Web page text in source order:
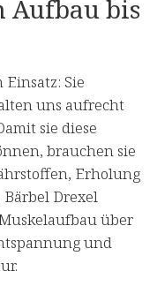
Aufbau bis
Sie
uns aufrecht
sie diese
brauchen sie
Erholung
Drexel
über
und